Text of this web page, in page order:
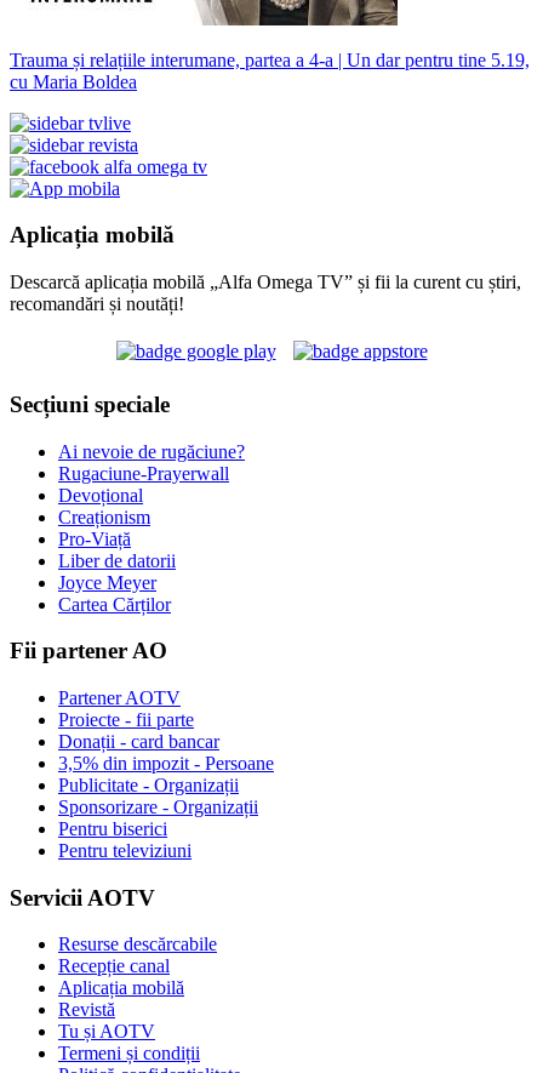
Trauma și relațiile interumane, partea a 4-a | Un dar pentru tine 5.19,
cu Maria Boldea
Aplicația mobilă
Descarcă aplicația mobilă „Alfa Omega TV” și fii la curent cu știri,
recomandări și noutăți!
Secțiuni speciale
Ai nevoie de rugăciune?
Rugaciune-Prayerwall
Devoțional
Creaționism
Pro-Viață
Liber de datorii
Joyce Meyer
Cartea Cărților
Fii partener AO
Partener AOTV
Proiecte - fii parte
Donații - card bancar
3,5% din impozit - Persoane
Publicitate - Organizații
Sponsorizare - Organizații
Pentru biserici
Pentru televiziuni
Servicii AOTV
Resurse descărcabile
Recepție canal
Aplicația mobilă
Revistă
Tu și AOTV
Termeni și condiții